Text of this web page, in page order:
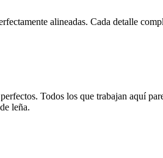
alineadas. Cada detalle
Todos los que trabajan aquí
leña.